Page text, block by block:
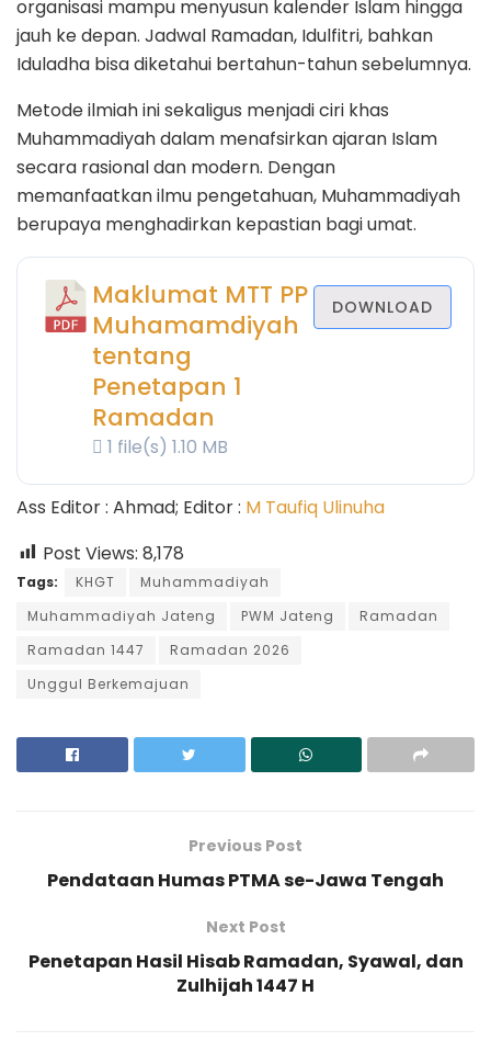
organisasi mampu menyusun kalender Islam hingga
jauh ke depan. Jadwal Ramadan, Idulfitri, bahkan
Iduladha bisa diketahui bertahun-tahun sebelumnya.
Metode ilmiah ini sekaligus menjadi ciri khas
Muhammadiyah dalam menafsirkan ajaran Islam
secara rasional dan modern. Dengan
memanfaatkan ilmu pengetahuan, Muhammadiyah
berupaya menghadirkan kepastian bagi umat.
Maklumat MTT PP
Muhamamdiyah
tentang
Penetapan 1
Ramadan
1 file(s) 1.10 MB
DOWNLOAD
Ass Editor : Ahmad; Editor : M Taufiq Ulinuha
Post Views: 8,178
Tags: KHGT
Muhammadiyah
Muhammadiyah Jateng
PWM Jateng
Ramadan
Ramadan 1447
Ramadan 2026
Unggul Berkemajuan
Previous Post
Pendataan Humas PTMA se-Jawa Tengah
Next Post
Penetapan Hasil Hisab Ramadan, Syawal, dan
Zulhijah 1447 H